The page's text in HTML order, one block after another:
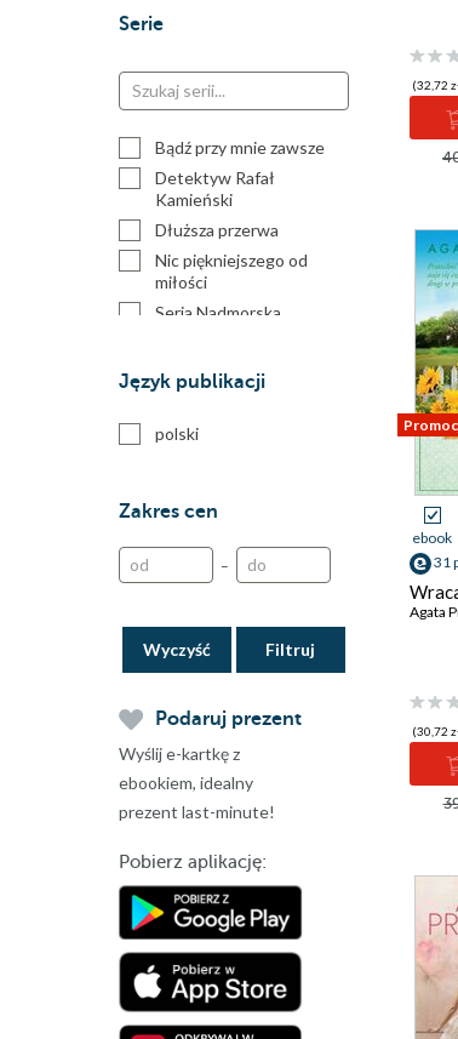
Serie
Bądź przy mnie zawsze
Detektyw Rafał
Kamieński
Dłuższa przerwa
Nic piękniejszego od
miłości
Seria Nadmorska
Wypożyczalnia Świętych
Język publikacji
polski
Zakres cen
–
Wyczyść
Podaruj prezent
Wyślij e-kartkę z
ebookiem, idealny
prezent last-minute!
Pobierz aplikację:
(32,72
ebook
31
Agata
(30,72